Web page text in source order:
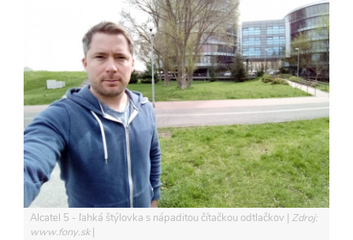
Alcatel 5 - ľahká štýlovka s nápaditou čítačkou odtlačkov Zdroj:
www.fony.sk